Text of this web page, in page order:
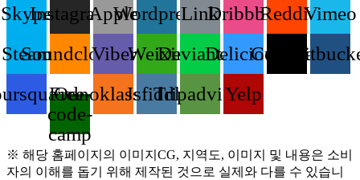
SkypeInstagramAppleWordpressLinkDribbbleRedditVimeo
Steam
Soundcloud
ViberWeixinDeviantart
DeliciousCodepen
Free-
code-
camp
Odnoklassniki
Jsfiddle
Tripadvisor
Yelp
※ 해당 홈페이지의 이미지CG, 지역도, 이미지 및 내용은 소비
자의 이해를 돕기 위해 제작된 것으로 실제와 다를 수 있습니